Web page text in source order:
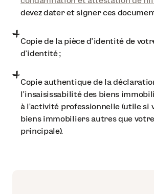
devez dater et signer ces
Copie de la pièce d'identité de
d’identité ;
Copie authentique de la
l'insaisissabilité des biens
à l'activité professionnelle (utile si
biens immobiliers autres que
principale).